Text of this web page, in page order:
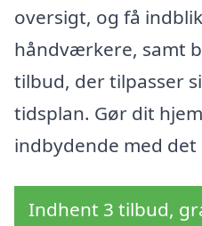
oversigt, og få
håndværkere, samt
tilbud, der tilpasser
tidsplan. Gør dit
indbydende med
Indhent 3 tilbud,